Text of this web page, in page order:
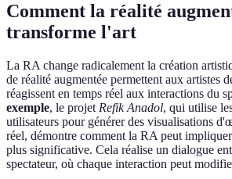
Comment la réalité
transforme l'art
La RA change radicalement la création
de réalité augmentée permettent aux artistes
réagissent en temps réel aux interactions du
exemple, le projet Refik Anadol, qui utilise
utilisateurs pour générer des visualisations
réel, démontre comment la RA peut
plus significative. Cela réalise un dialogue
spectateur, où chaque interaction peut